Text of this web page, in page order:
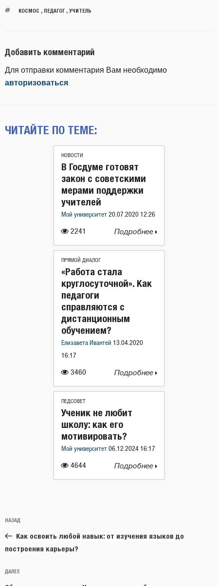
КОСМОС , ПЕДАГОГ, УЧИТЕЛЬ
Добавить комментарий
Для отправки комментария Вам необходимо
авторизоваться
ЧИТАЙТЕ ПО ТЕМЕ:
НОВОСТИ
2241
В Госдуме готовят
закон с советскими
мерами поддержки
учителей
Мой университет 20.07.2020 12:26
Подробнее
ПРЯМОЙ ДИАЛОГ
3460
«Работа стала
круглосуточной». Как
педагоги
справляются с
дистанционным
обучением?
Елизавета Ивантей 13.04.2020
16:17
Подробнее
ПЕДСОВЕТ
4644
Ученик не любит
школу: как его
мотивировать?
Мой университет 06.12.2024 16:17
Подробнее
по
записям
Предыдущая
запись:
НАЗАД
Как освоить любой навык: от изучения языков до
построения карьеры?
Следующая
ДАЛЕЕ